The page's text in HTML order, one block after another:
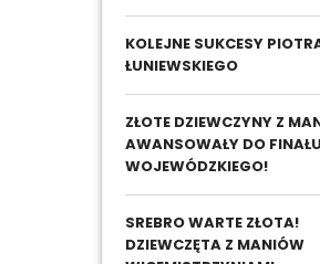
KOLEJNE SUKCESY
ŁUNIEWSKIEGO
ZŁOTE DZIEWCZYNY Z
AWANSOWAŁY DO FINAŁU
WOJEWÓDZKIEGO!
SREBRO WARTE ZŁOTA!
DZIEWCZĘTA Z MANIÓW